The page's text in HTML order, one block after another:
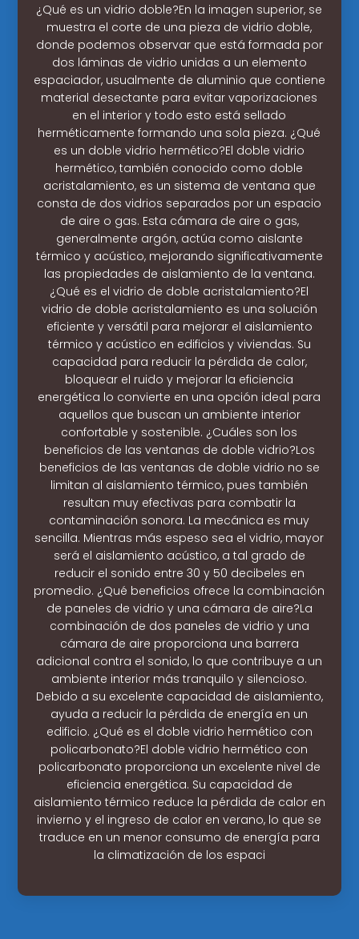
¿Qué es un vidrio doble?En la imagen superior, se
muestra el corte de una pieza de vidrio doble,
donde podemos observar que está formada por
dos láminas de vidrio unidas a un elemento
espaciador, usualmente de aluminio que contiene
material desectante para evitar vaporizaciones
en el interior y todo esto está sellado
herméticamente formando una sola pieza. ¿Qué
es un doble vidrio hermético?El doble vidrio
hermético, también conocido como doble
acristalamiento, es un sistema de ventana que
consta de dos vidrios separados por un espacio
de aire o gas. Esta cámara de aire o gas,
generalmente argón, actúa como aislante
térmico y acústico, mejorando significativamente
las propiedades de aislamiento de la ventana.
¿Qué es el vidrio de doble acristalamiento?El
vidrio de doble acristalamiento es una solución
eficiente y versátil para mejorar el aislamiento
térmico y acústico en edificios y viviendas. Su
capacidad para reducir la pérdida de calor,
bloquear el ruido y mejorar la eficiencia
energética lo convierte en una opción ideal para
aquellos que buscan un ambiente interior
confortable y sostenible. ¿Cuáles son los
beneficios de las ventanas de doble vidrio?Los
beneficios de las ventanas de doble vidrio no se
limitan al aislamiento térmico, pues también
resultan muy efectivas para combatir la
contaminación sonora. La mecánica es muy
sencilla. Mientras más espeso sea el vidrio, mayor
será el aislamiento acústico, a tal grado de
reducir el sonido entre 30 y 50 decibeles en
promedio. ¿Qué beneficios ofrece la combinación
de paneles de vidrio y una cámara de aire?La
combinación de dos paneles de vidrio y una
cámara de aire proporciona una barrera
adicional contra el sonido, lo que contribuye a un
ambiente interior más tranquilo y silencioso.
Debido a su excelente capacidad de aislamiento,
ayuda a reducir la pérdida de energía en un
edificio. ¿Qué es el doble vidrio hermético con
policarbonato?El doble vidrio hermético con
policarbonato proporciona un excelente nivel de
eficiencia energética. Su capacidad de
aislamiento térmico reduce la pérdida de calor en
invierno y el ingreso de calor en verano, lo que se
traduce en un menor consumo de energía para
la climatización de los espaci